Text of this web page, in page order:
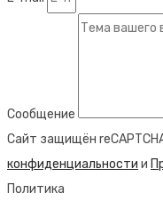
Сообщение
Сайт защищён
конфиденциальности и
Политика